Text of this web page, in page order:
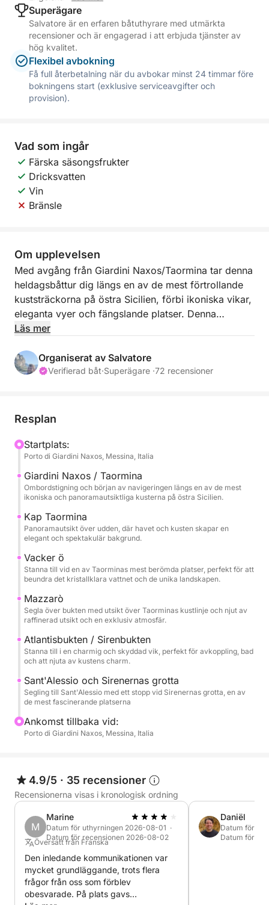
Superägare
Salvatore är en erfaren båtuthyrare med utmärkta
recensioner och är engagerad i att erbjuda tjänster av
hög kvalitet.
Flexibel avbokning
Få full återbetalning när du avbokar minst 24 timmar före
bokningens start (exklusive serviceavgifter och
provision).
Vad som ingår
Färska säsongsfrukter
Dricksvatten
Vin
Bränsle
Om upplevelsen
Med avgång från Giardini Naxos/Taormina tar denna
heldagsbåttur dig längs en av de mest förtrollande
kuststräckorna på östra Sicilien, förbi ikoniska vikar,
eleganta vyer och fängslande platser. Denna
upplevelse är utformad för dig som vill tillbringa en
oförglömliga vyer.
kristallklara havet möter ett dramatiskt och tidlöst
pittoreska vikar och perfekta vyer för ett dopp eller
för att njuta av havet i fullständig avkoppling.
Turen fortsätter mot Mazzarò och den fantastiska
Atlantisbukten, även känd som Sirenbukten, ett
exklusivt och raffinerat hörn där naturen blandas
med vikens elegans. Det klara vattnet och den
avskilda omgivningen gör detta stopp särskilt
suggestivt under dagen.
natursköna Grotta delle Sirene, en plats rik på charm
och atmosfär. Utflykten inkluderar stopp för simning,
en heldag tillägnad att upptäcka det vackraste havet
på Taorminakusten.
Läs mer
Organiserat av Salvatore
Verifierad båt·Superägare ·72 recensioner
Resplan
Startplats:
Porto di Giardini Naxos, Messina, Italia
Giardini Naxos / Taormina
Ombordstigning och början av navigeringen längs en av de mest
ikoniska och panoramautsiktliga kusterna på östra Sicilien.
Kap Taormina
Panoramautsikt över udden, där havet och kusten skapar en
elegant och spektakulär bakgrund.
Vacker ö
Stanna till vid en av Taorminas mest berömda platser, perfekt för att
beundra det kristallklara vattnet och de unika landskapen.
Mazzarò
Segla över bukten med utsikt över Taorminas kustlinje och njut av
raffinerad utsikt och en exklusiv atmosfär.
Atlantisbukten / Sirenbukten
Stanna till i en charmig och skyddad vik, perfekt för avkoppling, bad
och att njuta av kustens charm.
Sant'Alessio och Sirenernas grotta
Segling till Sant'Alessio med ett stopp vid Sirenernas grotta, en av
de mest fascinerande platserna
Ankomst tillbaka vid:
Porto di Giardini Naxos, Messina, Italia
4.9/5 · 35 recensioner
Recensionerna visas i kronologisk ordning
M
Marine
Datum för uthyrningen 2026-08-01 ·
Datum för recensionen 2026-08-02
Översatt från Franska
Den inledande kommunikationen var
mycket grundläggande, trots flera
frågor från oss som förblev
obesvarade. På plats gavs
Daniël
Datum för
Datum för